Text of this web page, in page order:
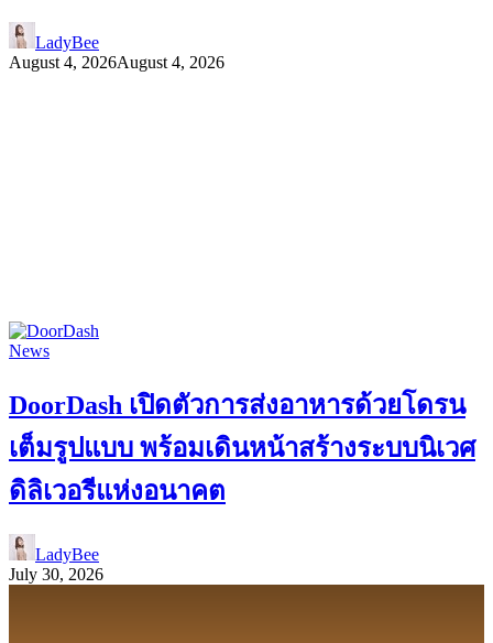
LadyBee
August 4, 2026August 4, 2026
News
DoorDash เปิดตัวการส่งอาหารด้วยโดรน
เต็มรูปแบบ พร้อมเดินหน้าสร้างระบบนิเวศ
ดิลิเวอรีแห่งอนาคต
LadyBee
July 30, 2026